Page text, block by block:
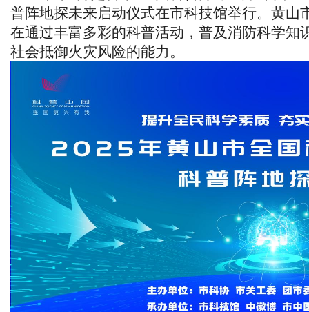
普阵地探未来启动仪式在市科技馆举行。黄山
在通过丰富多彩的科普活动，普及消防科学知
社会抵御火灾风险的能力。